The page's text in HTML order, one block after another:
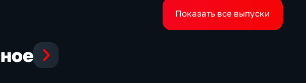
Показать все выпуски